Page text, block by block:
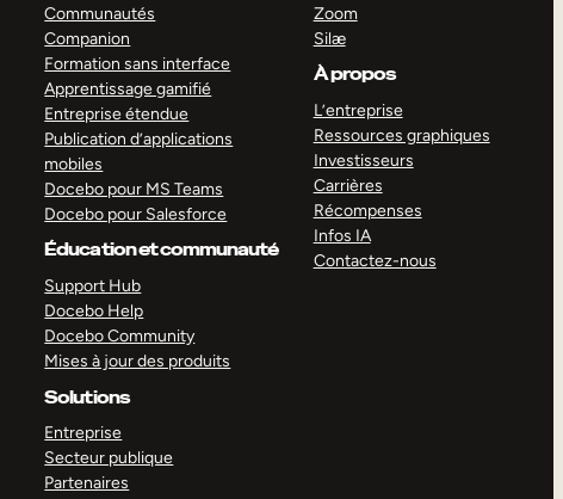
Communautés
Companion
Formation sans interface
Apprentissage gamifié
Entreprise étendue
Publication d’applications
mobiles
Docebo pour MS Teams
Docebo pour Salesforce
Éducation et communauté
Support Hub
Docebo Help
Docebo Community
Mises à jour des produits
Solutions
Entreprise
Secteur publique
Partenaires
Zoom
Silæ
À propos
L’entreprise
Ressources graphiques
Investisseurs
Carrières
Récompenses
Infos IA
Contactez-nous